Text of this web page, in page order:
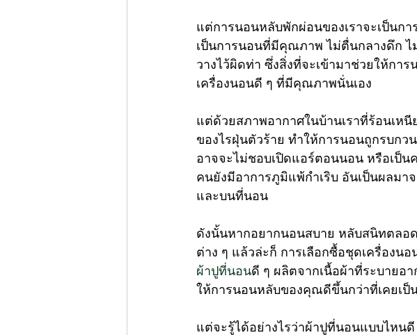
แต่การนอนหลับพักผ่อนของเราจะเป็นก
เป็นการนอนที่มีคุณภาพ ไม่ตื่นกลางดึก ไ
วางไว้ผิดท่า ซึ่งสิ่งที่จะเข้ามาช่วยให้ก
เครื่องนอนดี ๆ ที่มีคุณภาพนั่นเอง
แต่ด้วยสภาพอากาศในบ้านเราที่ร้อนเห
ของไรฝุ่นตัวร้าย ทำให้การนอนถูกรบกว
อาจจะไม่ชอบเปิดแอร์ตอนนอน หรือเป็
คนยังมีอาการภูมิแพ้กำเริบ อันเป็นผลมา
และบนที่นอน
ดังนั้นหากอยากนอนสบาย หลับสนิทตลอ
ต่าง ๆ แล้วล่ะก็ การเลือกซื้อชุดเครื่อง
ผ้าปูที่นอนดี ๆ ผลิตจากเนื้อผ้าที่ระบายอ
ให้การนอนหลับของคุณดีขึ้นกว่าที่เคยเป็
แต่จะรู้ได้อย่างไรว่าผ้าปูที่นอนแบบไหนดี